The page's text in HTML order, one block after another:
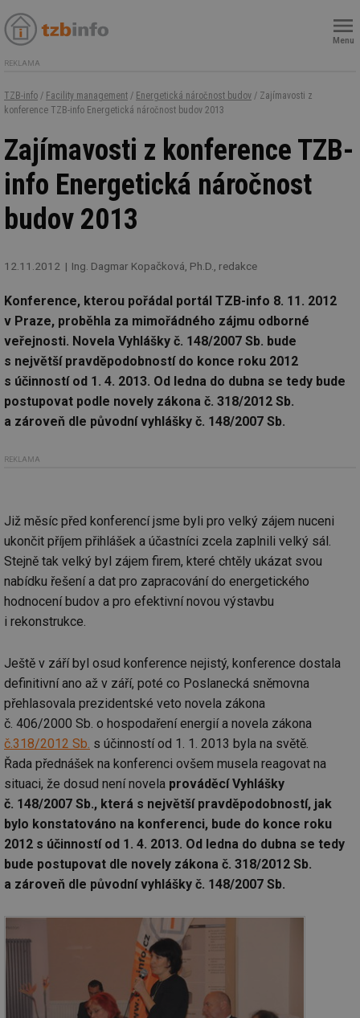
Menu
REKLAMA
TZB-info / Facility management / Energetická náročnost budov / Zajímavosti z
konference TZB-info Energetická náročnost budov 2013
Zajímavosti z konference TZB-
info Energetická náročnost
budov 2013
12.11.2012 Ing. Dagmar Kopačková, Ph.D., redakce
Konference, kterou pořádal portál TZB-info 8. 11. 2012
v Praze, proběhla za mimořádného zájmu odborné
veřejnosti. Novela Vyhlášky č. 148/2007 Sb. bude
s největší pravděpodobností do konce roku 2012
s účinností od 1. 4. 2013. Od ledna do dubna se tedy bude
postupovat podle novely zákona č. 318/2012 Sb.
a zároveň dle původní vyhlášky č. 148/2007 Sb.
REKLAMA
Již měsíc před konferencí jsme byli pro velký zájem nuceni
ukončit příjem přihlášek a účastníci zcela zaplnili velký sál.
Stejně tak velký byl zájem firem, které chtěly ukázat svou
nabídku řešení a dat pro zapracování do energetického
hodnocení budov a pro efektivní novou výstavbu
i rekonstrukce.
Ještě v září byl osud konference nejistý, konference dostala
definitivní ano až v září, poté co Poslanecká sněmovna
přehlasovala prezidentské veto novela zákona
č. 406/2000 Sb. o hospodaření energií a novela zákona
č.318/2012 Sb. s účinností od 1. 1. 2013 byla na světě.
Řada přednášek na konferenci ovšem musela reagovat na
situaci, že dosud není novela prováděcí Vyhlášky
č. 148/2007 Sb., která s největší pravděpodobností, jak
bylo konstatováno na konferenci, bude do konce roku
2012 s účinností od 1. 4. 2013. Od ledna do dubna se tedy
bude postupovat dle novely zákona č. 318/2012 Sb.
a zároveň dle původní vyhlášky č. 148/2007 Sb.